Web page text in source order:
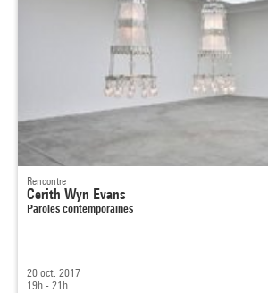
Rencontre
Cerith Wyn Evans
Paroles contemporaines
20 oct. 2017
19h - 21h